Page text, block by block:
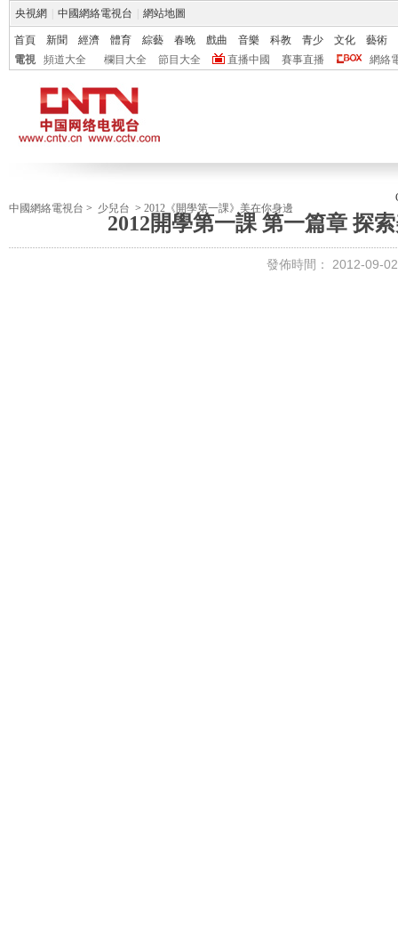
央視網 中國網絡電視台 網站地圖
首頁 新聞 經濟 體育 綜藝 春晚 戲曲 音樂 科教 青少 文化
藝術
電視
頻道大全 欄目大全 節目大全 直播中國 賽事直播 網絡
中國網絡電視台 > 少兒台 > 2012《開學第一課》美在你身邊
2012開學第一課 第一篇章 探
發佈時間： 2012-09-